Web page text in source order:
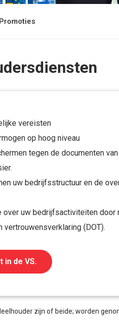
Promoties
vereisten
op hoog niveau
tegen de documenten
uw bedrijfsstructuur en de
over uw bedrijfsactiviteiten door
vertrouwensverklaring (DOT).
in de VS.
zijn of beide; worden